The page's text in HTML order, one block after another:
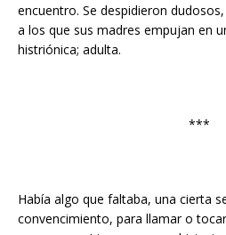
encuentro. Se despidieron
a los que sus madres empujan en
histriónica; adulta.
***
Había algo que faltaba, una cierta
convencimiento, para llamar o